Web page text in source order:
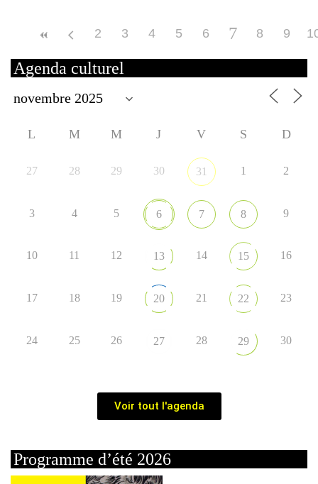
2 3 4 5 6 7 8 9
Agenda culturel
L M M J V S D
27 28 29 30 31 1 2
3 4 5 6 7 8 9
10 11 12 13 14 15 16
17 18 19 20 21 22 23
24 25 26 27 28 29 30
Voir tout l'agenda
Programme d’été 2026